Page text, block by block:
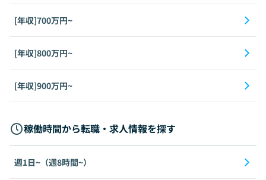
[年収]700万円~
[年収]800万円~
[年収]900万円~
稼働時間から転職・求人情報を探す
週1日~（週8時間~）